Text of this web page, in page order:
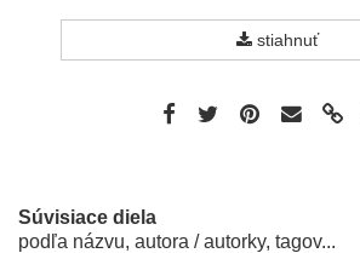
stiahnuť
Súvisiace diela
podľa názvu, autora / autorky, tagov...